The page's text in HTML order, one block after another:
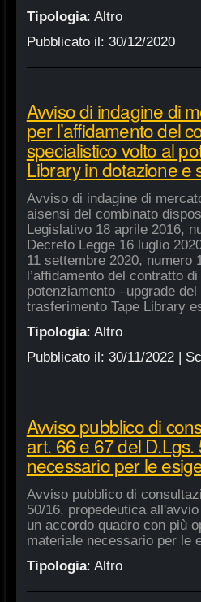
Tipologia: Altro
Pubblicato il: 30/12/2020
Avviso di indagine di
per l’affidamento del
specialistico volto al
Library in dotazione e
Avviso di indagine di
aisensi del combinato
Legislativo 18 aprile 2016,
Decreto Legge 16 luglio
11 settembre 2020,
l’affidamento del contratto
potenziamento –upgrade
trasferimento Tape Library
Tipologia: Altro
Pubblicato il: 30/11/2022|
Avviso pubblico di
art. 66 e 67 del
necessario per le
Avviso pubblico di
50/16, propedeutica
un accordo quadro con più
materiale necessario per le
Tipologia: Altro